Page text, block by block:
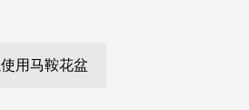
用马鞍花盆